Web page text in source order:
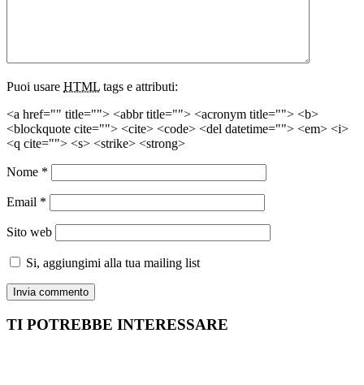
Puoi usare HTML tags e attributi:
<a href="" title=""> <abbr title=""> <acronym title=""> <b>
<blockquote cite=""> <cite> <code> <del datetime=""> <em> <i>
<q cite=""> <s> <strike> <strong>
Nome *
Email *
Sito web
Si, aggiungimi alla tua mailing list
TI POTREBBE INTERESSARE